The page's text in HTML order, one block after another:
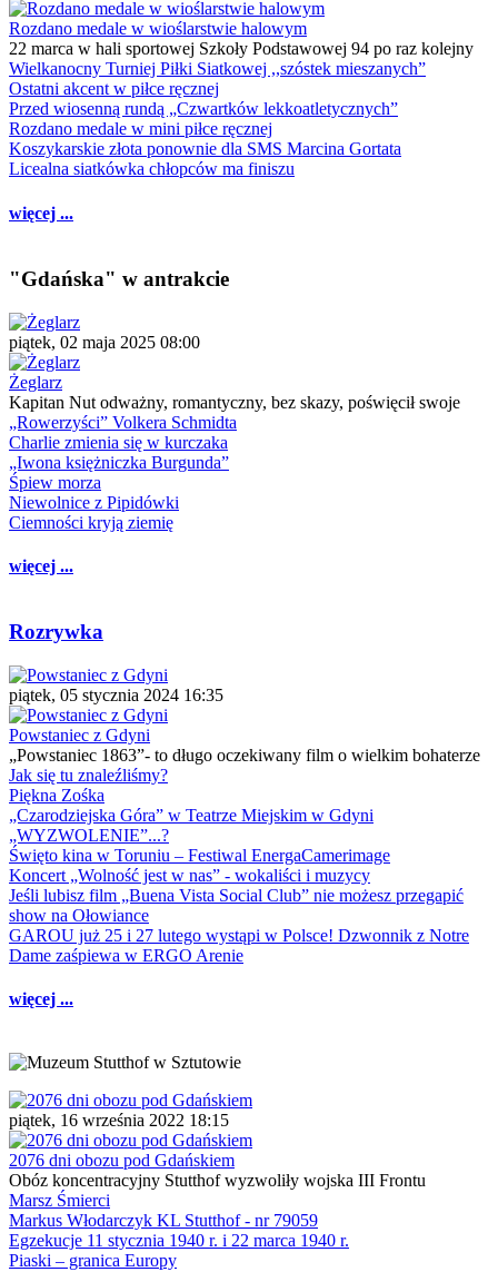
Rozdano medale w wioślarstwie halowym
22 marca w hali sportowej Szkoły Podstawowej 94 po raz kolejny
Wielkanocny Turniej Piłki Siatkowej ,,szóstek mieszanych”
Ostatni akcent w piłce ręcznej
Przed wiosenną rundą „Czwartków lekkoatletycznych”
Rozdano medale w mini piłce ręcznej
Koszykarskie złota ponownie dla SMS Marcina Gortata
Licealna siatkówka chłopców ma finiszu
więcej ...
"Gdańska" w antrakcie
piątek, 02 maja 2025 08:00
Żeglarz
Kapitan Nut odważny, romantyczny, bez skazy, poświęcił swoje
„Rowerzyści” Volkera Schmidta
Charlie zmienia się w kurczaka
„Iwona księżniczka Burgunda”
Śpiew morza
Niewolnice z Pipidówki
Ciemności kryją ziemię
więcej ...
Rozrywka
piątek, 05 stycznia 2024 16:35
Powstaniec z Gdyni
„Powstaniec 1863”- to długo oczekiwany film o wielkim bohaterze
Jak się tu znaleźliśmy?
Piękna Zośka
„Czarodziejska Góra” w Teatrze Miejskim w Gdyni
„WYZWOLENIE”...?
Święto kina w Toruniu – Festiwal EnergaCamerimage
Koncert „Wolność jest w nas” - wokaliści i muzycy
Jeśli lubisz film „Buena Vista Social Club” nie możesz przegapić
show na Ołowiance
GAROU już 25 i 27 lutego wystąpi w Polsce! Dzwonnik z Notre
Dame zaśpiewa w ERGO Arenie
więcej ...
piątek, 16 września 2022 18:15
2076 dni obozu pod Gdańskiem
Obóz koncentracyjny Stutthof wyzwoliły wojska III Frontu
Marsz Śmierci
Markus Włodarczyk KL Stutthof - nr 79059
Egzekucje 11 stycznia 1940 r. i 22 marca 1940 r.
Piaski – granica Europy